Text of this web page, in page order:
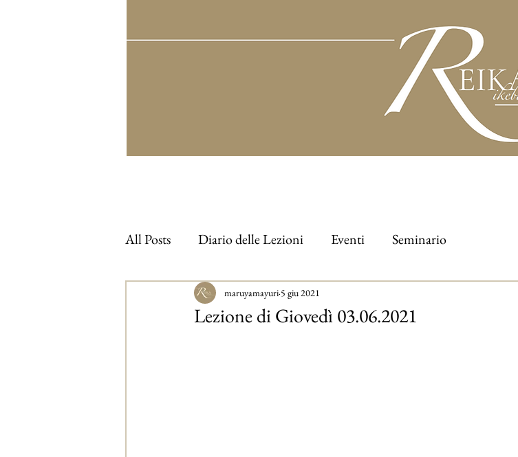
All Posts Diario delle Lezioni Eventi Seminario
Lezione di Giovedì 03.06.2021
maruyamayuri 5 giu 2021